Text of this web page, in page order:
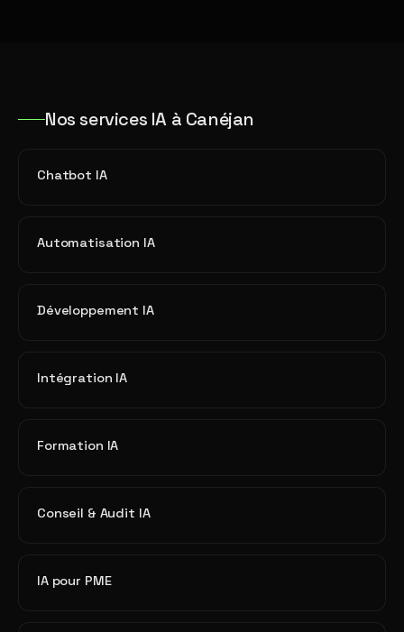
Nos services IA à Canéjan
Chatbot IA
Automatisation IA
Développement IA
Intégration IA
Formation IA
Conseil & Audit IA
IA pour PME